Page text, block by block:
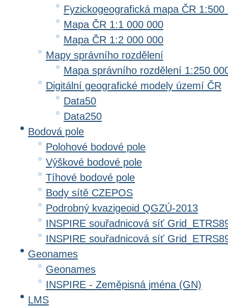
Fyzickogeografická mapa ČR 1:500
Mapa ČR 1:1 000 000
Mapa ČR 1:2 000 000
Mapy správního rozdělení
Mapa správního rozdělení 1:250
Digitální geografické modely území ČR
Data50
Data250
Bodová pole
Polohové bodové pole
Výškové bodové pole
Tíhové bodové pole
Body sítě CZEPOS
Podrobný kvazigeoid QGZÚ-2013
INSPIRE souřadnicová síť
INSPIRE souřadnicová síť
Geonames
Geonames
INSPIRE - Zeměpisná jména (GN)
LMS